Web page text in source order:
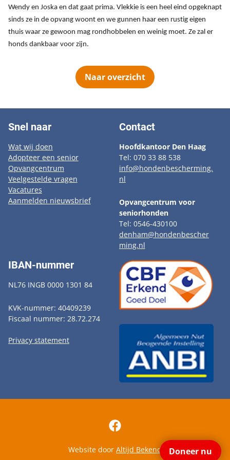
Doneer nu
Wendy en Joska en dat gaat prima. Vlekkie is een heel eind opgeknapt
sinds ze in de opvang woont en we gunnen haar een rustig eigen
thuis waar ze gewoon mag rondhobbelen en weinig moet. Ze zal er
honds dankbaar voor zijn.
Naar overzicht
Snel naar
Wat wij doen
Adopteer een senior
Opvangcentrum
Veelgestelde vragen
Vacatures
Aanmelden nieuwsbrief
Contact
Hoofdkantoor Den Haag
Tel: 070 33 88 538
info@hondenbescherming.
nl
Opvangcentrum voor
seniorhonden
Tel: 0546-430100
denham@hondenbescher
ming.nl
IBAN-nummer
NL76 INGB 0000 1301 84
KVK-nummer: 40409239
Fiscaal nummer: 28.72.274
Privacy statement
Website door Altijd Bekend